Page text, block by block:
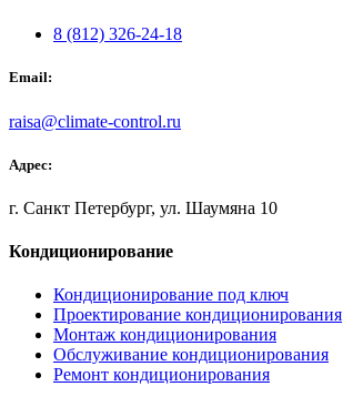
8 (812) 326-24-18
Email:
raisa@climate-control.ru
Адрес:
г. Санкт Петербург, ул. Шаумяна 10
Кондиционирование
Кондиционирование под ключ
Проектирование кондиционирования
Монтаж кондиционирования
Обслуживание кондиционирования
Ремонт кондиционирования